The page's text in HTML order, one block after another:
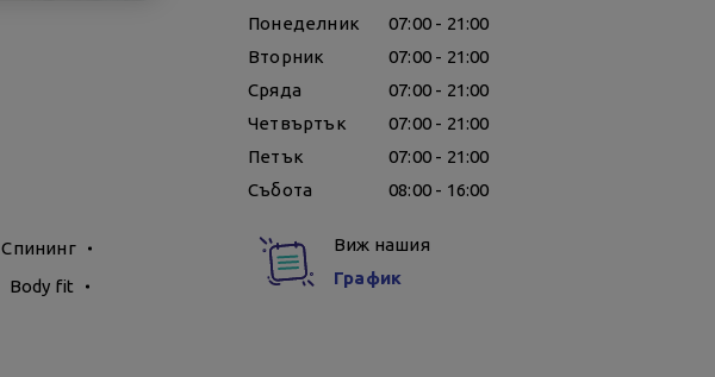
Спининг
Body fit
Понеделник
07:00 - 21:00
Вторник
07:00 - 21:00
Сряда
07:00 - 21:00
Четвъртък
07:00 - 21:00
Петък
07:00 - 21:00
Събота
08:00 - 16:00
Виж нашия
График